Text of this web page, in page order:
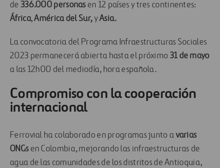
de 336.000 personasen 12 países y tres continentes:
África,América del Sur, yAsia.
La convocatoria del Programa Infraestructuras Sociales
2023 permanecerá abierta hasta el próximo 31 de mayo
a las 12h00 del mediodía, hora española.
Compromiso con la cooperación
internacional
Ferrovial ha colaborado en programas junto a varias
ONGs en Colombia, mejorando las infraestructuras de
agua de las comunidades de los distritos de Antioquia,